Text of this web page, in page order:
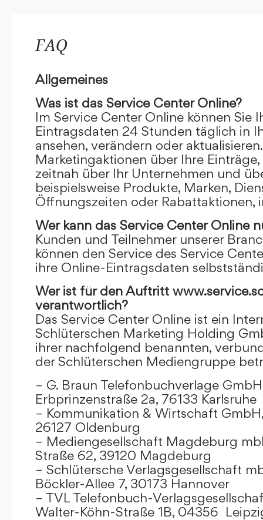
FAQ
Allgemeines
Was ist das Service Center Online?
Im Service Center Online können Sie
Eintragsdaten 24 Stunden täglich in
ansehen, verändern oder
Marketingaktionen über Ihre
zeitnah über Ihr Unternehmen und
beispielsweise Produkte, Marken,
Öffnungszeiten oder Rabattaktionen,
Wer kann das Service Center Online
Kunden und Teilnehmer unserer
können den Service des Service
ihre Online-Eintragsdaten
Wer ist für den Auftritt
verantwortlich?
Das Service Center Online ist ein
Schlüterschen Marketing Holding
ihrer nachfolgend benannten,
der Schlüterschen Mediengruppe
– G. Braun Telefonbuchverlage GmbH
Erbprinzenstraße 2a, 76133 Karlsruhe
– Kommunikation & Wirtschaft
26127 Oldenburg
– Mediengesellschaft Magdeburg
Straße 62, 39120 Magdeburg
– Schlütersche Verlagsgesellschaft
Böckler-Allee 7, 30173 Hannover
– TVL Telefonbuch-
Walter-Köhn-Straße 1B, 04356